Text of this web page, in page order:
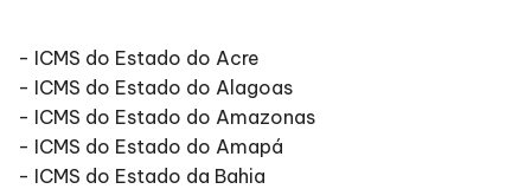
- ICMS do Estado do Acre
- ICMS do Estado do Alagoas
- ICMS do Estado do Amazonas
- ICMS do Estado do Amapá
- ICMS do Estado da Bahia